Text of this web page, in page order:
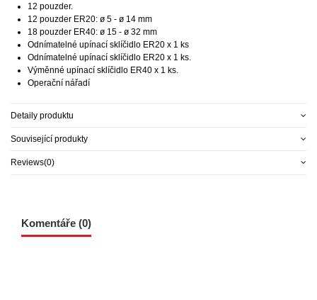
12 pouzder.
12 pouzder ER20: ø 5 - ø 14 mm
18 pouzder ER40: ø 15 - ø 32 mm
Odnímatelné upínací sklíčidlo ER20 x 1 ks
Odnímatelné upínací sklíčidlo ER20 x 1 ks.
Výměnné upínací sklíčidlo ER40 x 1 ks.
Operační nářadí
Detaily produktu
Související produkty
Reviews(0)
Komentáře (0)